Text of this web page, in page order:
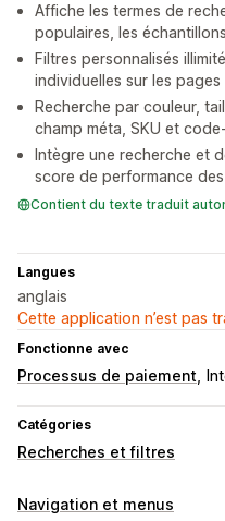
Affiche les termes de
populaires, les
Filtres personnalisés
individuelles sur les
Recherche par couleur,
champ méta, SKU et
Intègre une recherche et
score de performance
Contient du texte traduit
Langues
anglais
Cette application n’est pas
Fonctionne avec
Processus de paiement
Catégories
Recherches et filtres
Fonctionnalités de recherche
Navigation et menus